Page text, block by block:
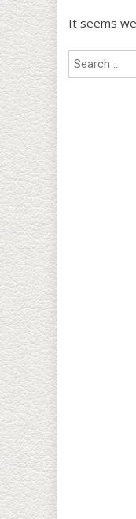
It seems
Search
for: